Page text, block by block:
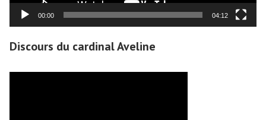
00:00 04:12
Discours du cardinal Aveline